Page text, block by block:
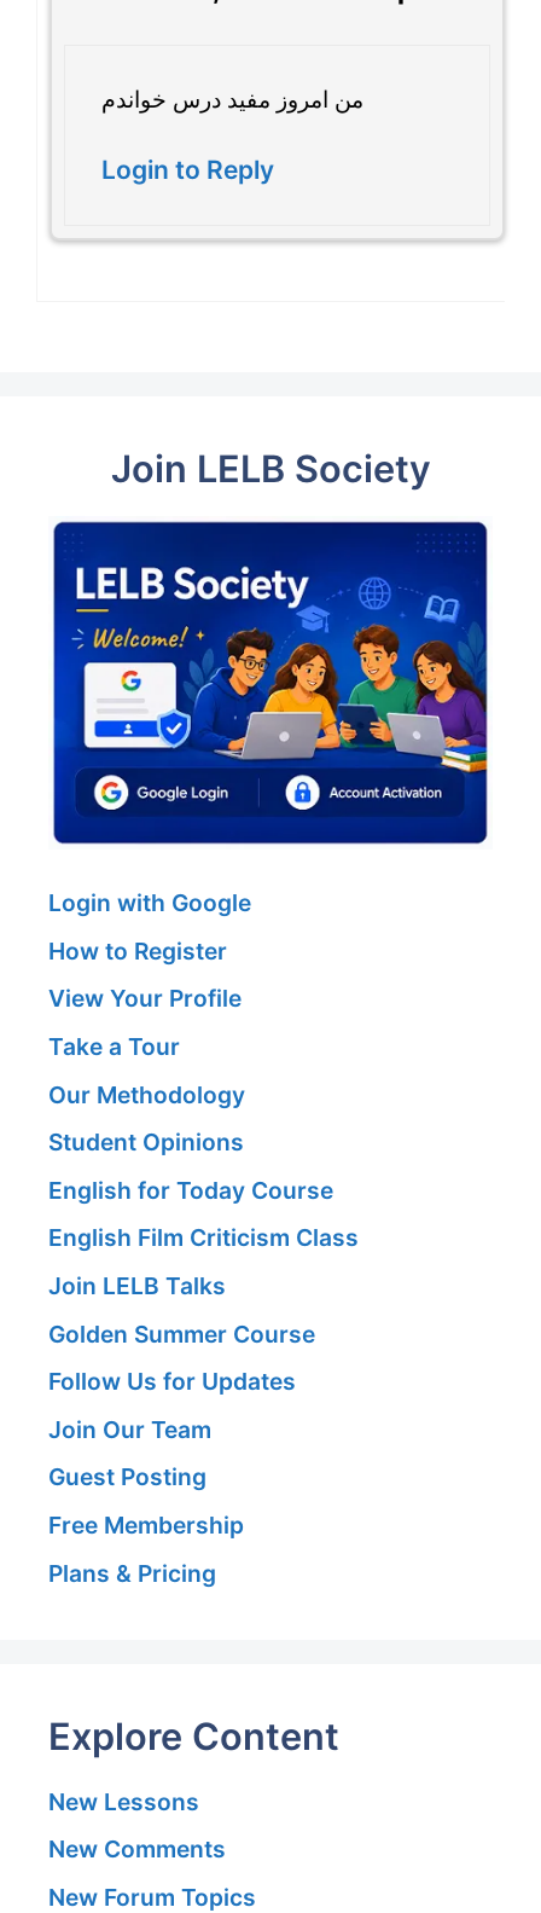
من امروز مفید درس خواندم
Login to Reply
Join LELB Society
Login with Google
How to Register
View Your Profile
Take a Tour
Our Methodology
Student Opinions
English for Today Course
English Film Criticism Class
Join LELB Talks
Golden Summer Course
Follow Us for Updates
Join Our Team
Guest Posting
Free Membership
Plans & Pricing
Explore Content
New Lessons
New Comments
New Forum Topics